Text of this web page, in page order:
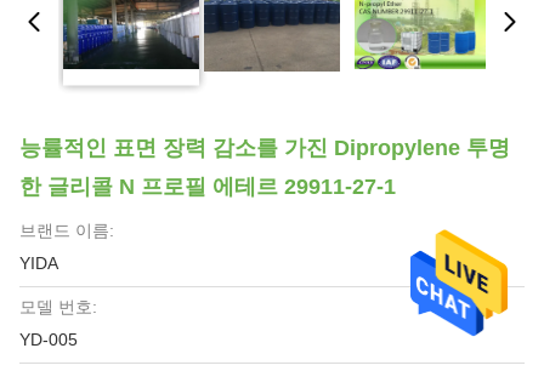
능률적인 표면 장력 감소를 가진 Dipropylene 투명
한 글리콜 N 프로필 에테르 29911-27-1
브랜드 이름:
YIDA
모델 번호:
YD-005